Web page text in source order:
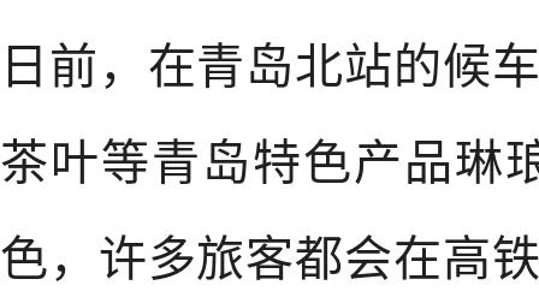
日前，在青岛北站的候
茶叶等青岛特色产品琳
色，许多旅客都会在高